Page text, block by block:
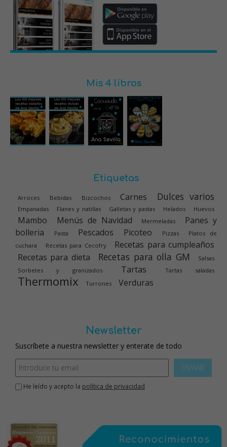
Mis 4 libros
Etiquetas
Arroces Bebidas Bizcochos Carnes Dulces varios
Empanadas Flanes y natillas Galletas y pastas Helados Huevos
Mambo Menús de Navidad Mermeladas
Panes y
bolleria
Pasta Pescados Picoteo Pizzas
Platos de
cuchara
Recetas para Cecofry
Recetas para cumpleaños
Recetas para dieta
Recetas para olla GM
Salsas
Sorbetes y granizados
Tartas Tartas saladas
Thermomix Turrones Verduras
Newsletter
Suscríbete a nuestra newsletter y enterate de todo
ENVIAR
He leído y acepto la política de privacidad